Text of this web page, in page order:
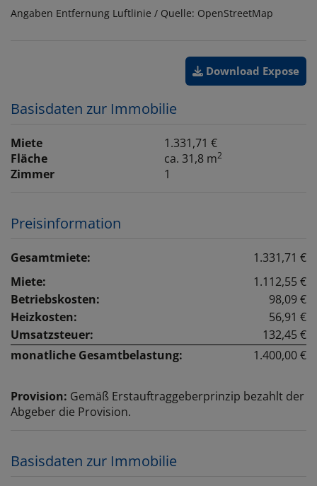
Angaben Entfernung Luftlinie / Quelle: OpenStreetMap
Download Expose
Basisdaten zur Immobilie
Miete
1.331,71 €
Fläche
ca. 31,8 m2
Zimmer 1
Preisinformation
Gesamtmiete:
1.331,71 €
Miete:
1.112,55 €
Betriebskosten:
98,09 €
Heizkosten:
56,91 €
Umsatzsteuer:
132,45 €
monatliche Gesamtbelastung:
1.400,00 €
Provision: Gemäß Erstauftraggeberprinzip bezahlt der
Abgeber die Provision.
Basisdaten zur Immobilie